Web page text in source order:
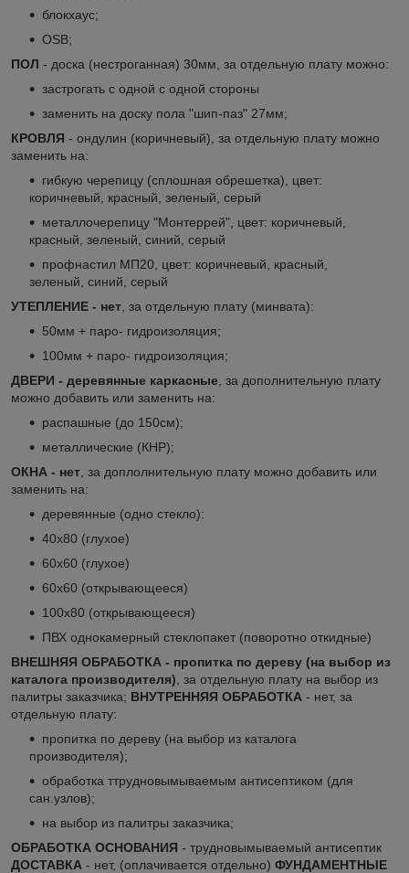
блокхаус;
OSB;
ПОЛ - доска (нестроганная) 30мм, за отдельную плату можно:
застрогать с одной с одной стороны
заменить на доску пола "шип-паз" 27мм;
КРОВЛЯ - ондулин (коричневый), за отдельную плату можно
заменить на:
гибкую черепицу (сплошная обрешетка), цвет:
коричневый, красный, зеленый, серый
металлочерепицу "Монтеррей", цвет: коричневый,
красный, зеленый, синий, серый
профнастил МП20, цвет: коричневый, красный,
зеленый, синий, серый
УТЕПЛЕНИЕ - нет , за отдельную плату (минвата):
50мм + паро- гидроизоляция;
100мм + паро- гидроизоляция;
ДВЕРИ - деревянные каркасные , за дополнительную плату
можно добавить или заменить на:
распашные (до 150см);
металлические (КНР);
ОКНА - нет , за доплолнительную плату можно добавить или
заменить на:
деревянные (одно стекло):
40х80 (глухое)
60х60 (глухое)
60х60 (открывающееся)
100х80 (открывающееся)
ПВХ однокамерный стеклопакет (поворотно откидные)
ВНЕШНЯЯ ОБРАБОТКА - пропитка по дереву (на выбор из
каталога производителя) , за отдельную плату на выбор из
палитры заказчика; ВНУТРЕННЯЯ ОБРАБОТКА - нет, за
отдельную плату:
пропитка по дереву (на выбор из каталога
производителя);
обработка ттрудновымываемым антисептиком (для
сан.узлов);
на выбор из палитры заказчика;
ОБРАБОТКА ОСНОВАНИЯ - трудновымываемый антисептик
ДОСТАВКА - нет, (оплачивается отдельно) ФУНДАМЕНТНЫЕ